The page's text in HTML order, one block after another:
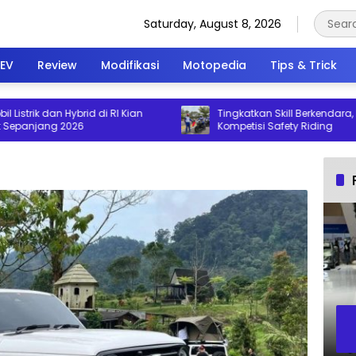
Saturday, August 8, 2026
EV Review Modifikasi Motopedia Tips & Trick
dan Hybrid di RI Kian
2026
Tingkatkan Skill Berkendara,
Kompetisi Safety Riding